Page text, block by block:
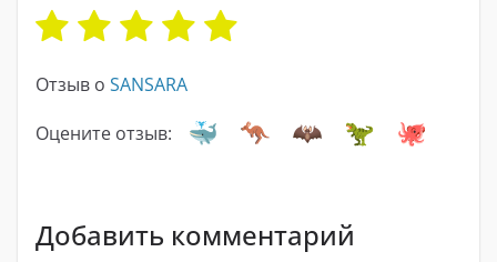
Отзыв о SANSARA
Оцените отзыв:
Добавить комментарий